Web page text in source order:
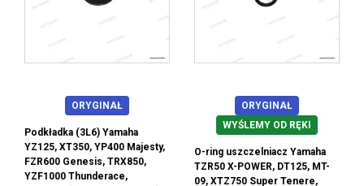
ORYGINAŁ
Podkładka (3L6) Yamaha
YZ125, XT350, YP400 Majesty,
FZR600 Genesis, TRX850,
YZF1000 Thunderace,
ORYGINAŁ
WYŚLEMY OD RĘKI
O-ring uszczelniacz Yamaha
TZR50 X-POWER, DT125, MT-
09, XTZ750 Super Tenere,